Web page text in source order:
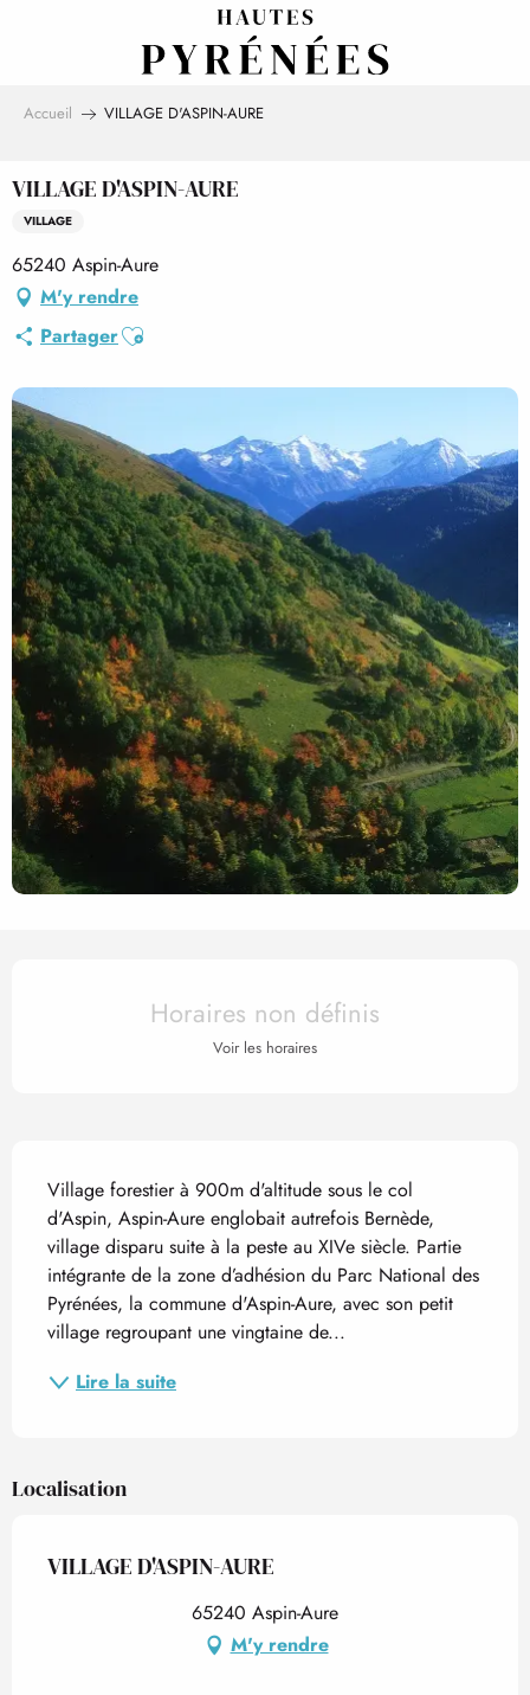
Accueil VILLAGE D'ASPIN-AURE
VILLAGE D'ASPIN-AURE
VILLAGE
65240 Aspin-Aure
M'y rendre
PartagerAjouter aux favoris
Ouverture et coordonnées
Horaires non définis
Voir les horaires
Description
Village forestier à 900m d'altitude sous le col
d'Aspin, Aspin-Aure englobait autrefois Bernède,
village disparu suite à la peste au XIVe siècle. Partie
intégrante de la zone d’adhésion du Parc National des
Pyrénées, la commune d'Aspin-Aure, avec son petit
village regroupant une vingtaine de...
Lire la suite
Localisation
VILLAGE D'ASPIN-AURE
65240 Aspin-Aure
M'y rendre